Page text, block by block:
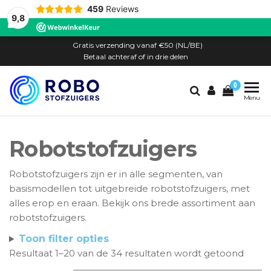
9,8
459 Reviews
inhoud
Gratis verzending vanaf €50 (NL/BE)
Betaal achteraf of in drie delen
aankoop
0
Menu
Robotstofzuigers
Robotstofzuigers zijn er in alle segmenten, van
basismodellen tot uitgebreide robotstofzuigers, met
alles erop en eraan. Bekijk ons brede assortiment aan
robotstofzuigers.
Toon filter opties
Resultaat 1–20 van de 34 resultaten wordt getoond